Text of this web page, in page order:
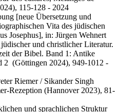
115-128 - 2024
[neue Übersetzung und
Vita des jüdischen
Josephus], in: Jürgen Wehnert
und christlicher Literatur.
der Bibel. Band 1: Antike
2 (Göttingen 2024), 949-1012 -
Riemer / Sikander Singh
Rezeption (Hannover 2023), 81-
und sprachlichen Struktur